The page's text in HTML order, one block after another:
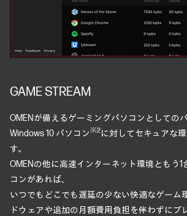
GAME STREAM
OMENが備えるゲーミングパソコンとしての
Windows 10 パソコン※2に対してセキュアな
す。
OMENの他に高速インターネット環境ともう1
コンがあれば、
いつでもどこでも遅延の少ない快適なゲーム
ドウェアや追加の月額費用負担を伴わずにプ